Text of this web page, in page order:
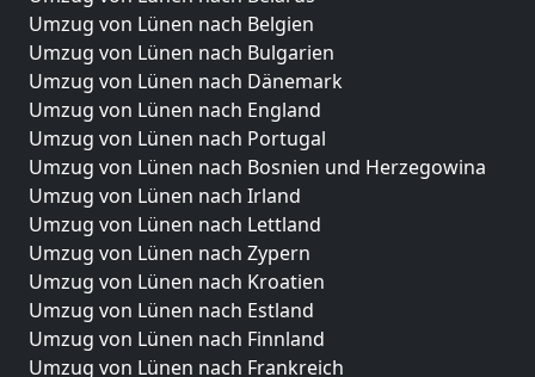
Umzug von Lünen nach Belgien
Umzug von Lünen nach Bulgarien
Umzug von Lünen nach Dänemark
Umzug von Lünen nach England
Umzug von Lünen nach Portugal
Umzug von Lünen nach Bosnien und Herzegowina
Umzug von Lünen nach Irland
Umzug von Lünen nach Lettland
Umzug von Lünen nach Zypern
Umzug von Lünen nach Kroatien
Umzug von Lünen nach Estland
Umzug von Lünen nach Finnland
Umzug von Lünen nach Frankreich